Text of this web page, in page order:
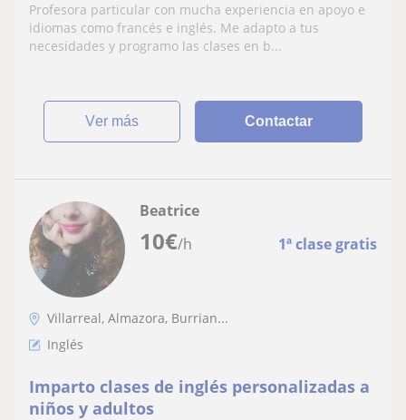
Profesora particular con mucha experiencia en apoyo e
idiomas como francés e inglés. Me adapto a tus
necesidades y programo las clases en b...
ver más Contactar
10€/h 1ª clase gratis
Beatrice
Villarreal, Almazora, Burrian...
Inglés
Imparto clases de inglés personalizadas a
niños y adultos